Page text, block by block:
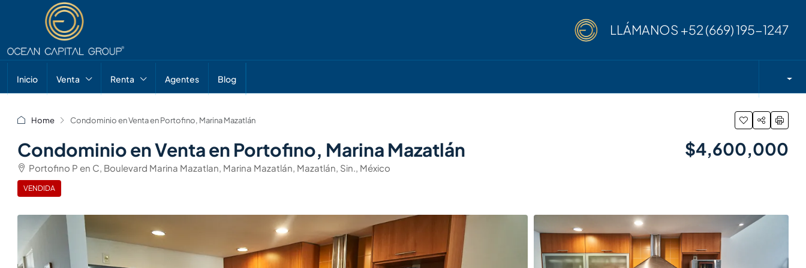
LLÁMANOS +52 (669) 195-1247
Inicio Venta Renta Agentes Blog
Home Condominio en Venta en Portofino, Marina Mazatlán
Condominio en Venta en Portofino, Marina Mazatlán
Portofino P en C, Boulevard Marina Mazatlan, Marina Mazatlán, Mazatlán, Sin., México
VENDIDA
$4,600,000